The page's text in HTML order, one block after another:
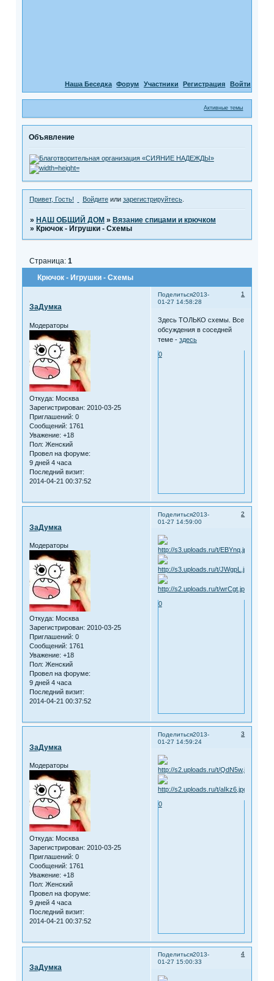
Наша Беседка Форум Участники Регистрация Войти
Активные темы
Объявление
Привет, Гость! Войдитеили зарегистрируйтесь.
» НАШ ОБЩИЙ ДОМ » Вязание спицами и крючком
» Крючок - Игрушки - Схемы
Крючок - Игрушки - Схемы
Страница: 1
Поделиться 1
2013-
01-27 14:58:28
ЗаДумка
Модераторы
Откуда: Москва
Зарегистрирован: 2010-03-25
Приглашений: 0
Сообщений: 1761
Уважение: +18
Пол: Женский
Провел на форуме:
9 дней 4 часа
Последний визит:
2014-04-21 00:37:52
Здесь ТОЛЬКО схемы. Все
обсуждения в соседней
теме - здесь
0
Поделиться 2
2013-
01-27 14:59:00
ЗаДумка
Модераторы
Откуда: Москва
Зарегистрирован: 2010-03-25
Приглашений: 0
Сообщений: 1761
Уважение: +18
Пол: Женский
Провел на форуме:
9 дней 4 часа
Последний визит:
2014-04-21 00:37:52
0
Поделиться 3
2013-
01-27 14:59:24
ЗаДумка
Модераторы
Откуда: Москва
Зарегистрирован: 2010-03-25
Приглашений: 0
Сообщений: 1761
Уважение: +18
Пол: Женский
Провел на форуме:
9 дней 4 часа
Последний визит:
2014-04-21 00:37:52
0
Поделиться 4
2013-
01-27 15:00:33
ЗаДумка